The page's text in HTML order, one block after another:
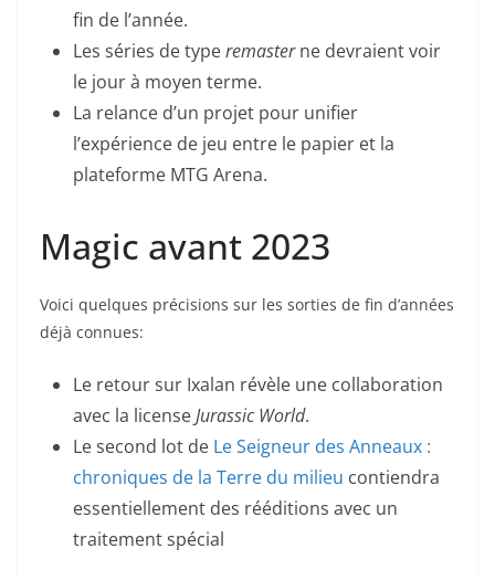
fin de l’année.
Les séries de typeremasterne devraient voir
le jour à moyen terme.
La relance d’un projet pour unifier
l’expérience de jeu entre le papier et la
plateforme MTG Arena.
Magic avant 2023
Voici quelques précisions sur les sorties de fin d’années
déjà connues:
Le retour sur Ixalan révèle une collaboration
avec la licenseJurassic World.
Le second lot de Le Seigneur des Anneaux :
chroniques de la Terre du milieu contiendra
essentiellement des rééditions avec un
traitement spécial